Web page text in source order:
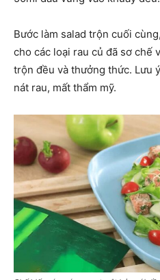
Bước làm salad trộn cuối
cho các loại rau củ đã sơ chế
trộn đều và thưởng thức. Lưu
nát rau, mất thẩm mỹ.